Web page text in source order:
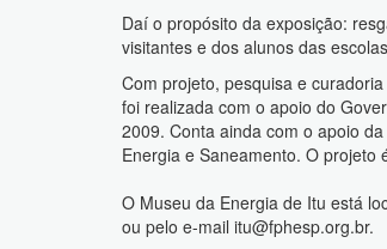
Daí o propósito da exposição:
visitantes e dos alunos das
Com projeto, pesquisa e
foi realizada com o apoio do
2009. Conta ainda com o apoio
Energia e Saneamento. O projeto
O Museu da Energia de Itu está
ou pelo e-mail itu@fphesp.org.br.